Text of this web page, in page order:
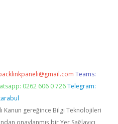
Teams:
0262 606 0 726 Telegram:
Kanun gereğince Bilgi Teknolojileri
onaylanmış bir Yer Sağlayıcı